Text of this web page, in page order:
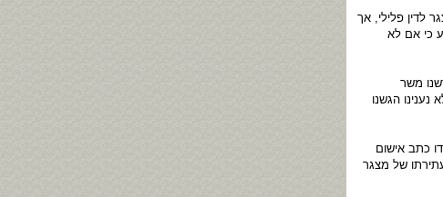
לדין פלילי, אך
כי אם לא
משר
הגשנו
כתב אישום
של מצגר